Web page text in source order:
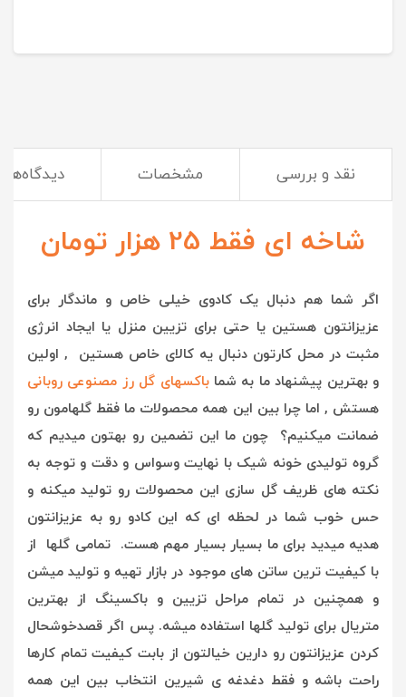
نقد و بررسی مشخصات دیدگاه‌ها
شاخه ای فقط 25 هزار تومان
اگر شما هم دنبال یک کادوی خیلی خاص و ماندگار برای
عزیزانتون هستین یا حتی برای تزیین منزل یا ایجاد انرژی
مثبت در محل کارتون دنبال یه کالای خاص هستین , اولین
و بهترین پیشنهاد ما به شماباکسهای گل رز مصنوعی روبانی
هستش , اما چرا بین این همه محصولات ما فقط گلهامون رو
ضمانت میکنیم؟ چون ما این تضمین رو بهتون میدیم که
گروه تولیدی خونه شیک با نهایت وسواس و دقت و توجه به
نکته های ظریف گل سازی این محصولات رو تولید میکنه و
حس خوب شما در لحظه ای که این کادو رو به عزیزانتون
هدیه میدید برای ما بسیار بسیار مهم هست. تمامی گلها از
با کیفیت ترین ساتن های موجود در بازار تهیه و تولید میشن
و همچنین در تمام مراحل تزیین و باکسینگ از بهترین
متریال برای تولید گلها استفاده میشه. پس اگر قصدخوشحال
کردن عزیزانتون رو دارین خیالتون از بابت کیفیت تمام کارها
راحت باشه و فقط دغدغه ی شیرین انتخاب بین این همه